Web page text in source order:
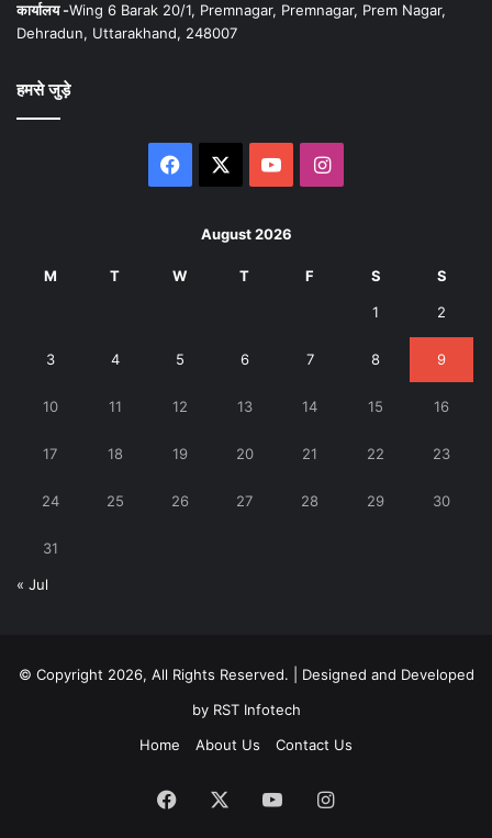
कार्यालय -Wing 6 Barak 20/1, Premnagar, Premnagar, Prem Nagar,
Dehradun, Uttarakhand, 248007
हमसे जुड़े
Facebook YouTubeInstagram
August 2026
M T W T F S S
1 2
3 4 5 6 7 8 9
10 11 12 13 14 15 16
17 18 19 20 21 22 23
24 25 26 27 28 29 30
31
« Jul
© Copyright 2026, All Rights Reserved. | Designed and Developed
byRST Infotech
Home
About Us Contact Us
Facebook YouTubeInstagram